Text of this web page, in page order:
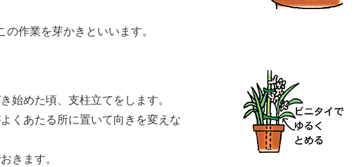
作業を芽かきといいます。
始めた頃、支柱立てをします。
くあたる所に置いて向きを変えな
きます。